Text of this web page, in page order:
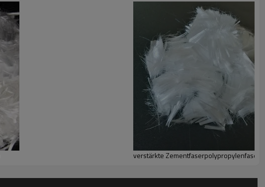
verstärkte Zementfaserpolypropylenfaser